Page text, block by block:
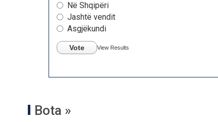
Në Shqipëri
Jashtë vendit
Asgjëkundi
Vote View Results
Bota »